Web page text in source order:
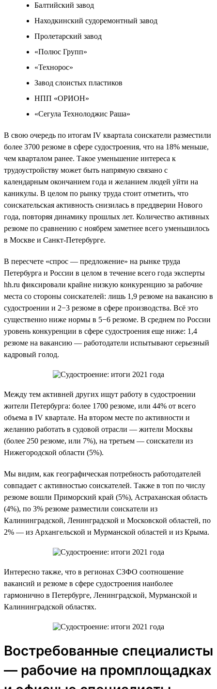
Балтийский завод
Находкинский судоремонтный завод
Пролетарский завод
«Полюс Групп»
«Технорос»
Завод слоистых пластиков
НПП «ОРИОН»
«Сегула Технолоджис Раша»
В свою очередь по итогам IV квартала соискатели разместили
более 3700 резюме в сфере судостроения, что на 18% меньше,
чем кварталом ранее. Такое уменьшение интереса к
трудоустройству может быть напрямую связано с
календарным окончанием года и желанием людей уйти на
каникулы. В целом по рынку труда стоит отметить, что
соискательская активность снизилась в преддверии Нового
года, повторяя динамику прошлых лет. Количество активных
резюме по сравнению с ноябрем заметнее всего уменьшилось
в Москве и Санкт-Петербурге.
В пересчете «спрос — предложение» на рынке труда
Петербурга и России в целом в течение всего года эксперты
hh.ru фиксировали крайне низкую конкуренцию за рабочие
места со стороны соискателей: лишь 1,9 резюме на вакансию в
судостроении и 2−3 резюме в сфере производства. Всё это
существенно ниже нормы в 5−6 резюме. В среднем по России
уровень конкуренции в сфере судостроения еще ниже: 1,4
резюме на вакансию — работодатели испытывают серьезный
кадровый голод.
Между тем активней других ищут работу в судостроении
жители Петербурга: более 1700 резюме, или 44% от всего
объема в IV квартале. На втором месте по активности и
желанию работать в судовой отрасли — жители Москвы
(более 250 резюме, или 7%), на третьем — соискатели из
Нижегородской области (5%).
Мы видим, как географическая потребность работодателей
совпадает с активностью соискателей. Также в топ по числу
резюме вошли Приморский край (5%), Астраханская область
(4%), по 3% резюме разместили соискатели из
Калининградской, Ленинградской и Московской областей, по
2% — из Архангельской и Мурманской областей и из Крыма.
Интересно также, что в регионах СЗФО соотношение
вакансий и резюме в сфере судостроения наиболее
гармонично в Петербурге, Ленинградской, Мурманской и
Калининградской областях.
Востребованные специалисты
— рабочие на промплощадках